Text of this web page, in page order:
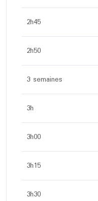
2h45
2h50
3 semaines
3h
3h00
3h15
3h30